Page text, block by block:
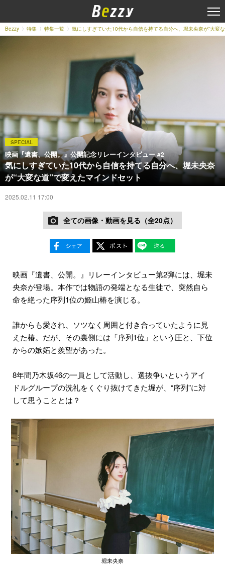
Bezzy 特集 特集一覧 気にしすぎていた10代から自信を持てる自分へ、堀未央奈が“大変
SPECIAL
映画『遺書、公開。』公開記念リレーインタビュー#2
気にしすぎていた10代から自信を持てる自分へ、堀未央奈
が“大変な道”で変えたマインドセット
2025.02.11 17:00
全ての画像・動画を見る（全20点）
映画『遺書、公開。』リレーインタビュー第2弾には、堀未
央奈が登場。本作では物語の発端となる生徒で、突然自ら
命を絶った序列1位の姫山椿を演じる。
誰からも愛され、ソツなく周囲と付き合っていたように見
えた椿。だが、その裏側には「序列1位」という圧と、下位
からの嫉妬と羨望があった。
8年間乃木坂46の一員として活動し、選抜争いというアイ
ドルグループの洗礼をくぐり抜けてきた堀が、“序列”に対
して思うこととは？
堀未央奈